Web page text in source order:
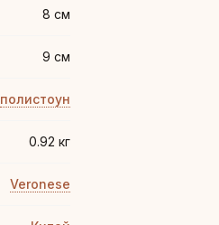
8 см
9 см
полистоун
0.92 кг
Veronese